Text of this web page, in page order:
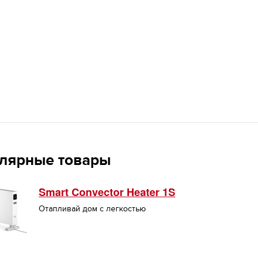
товары
Smart Convector Heater 1S
Отапливай дом с легкостью